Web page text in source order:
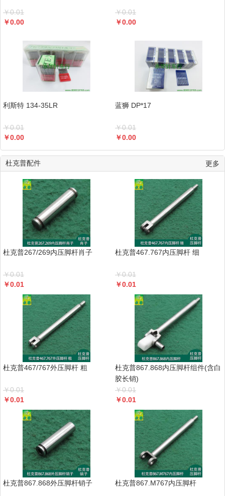
￥0.01
￥0.00
￥0.01
￥0.00
利斯特 134-35LR
￥0.01
￥0.00
蓝狮 DP*17
￥0.01
￥0.00
杜克普配件 更多
杜克普267/269内压脚杆肖子
￥0.01
￥0.01
杜克普467.767内压脚杆 细
￥0.01
￥0.01
杜克普467/767外压脚杆 粗
￥0.01
￥0.01
杜克普867.868内压脚杆组件(含白
胶长销)
￥0.01
￥0.01
杜克普867.868外压脚杆销子 杜克普867.M767内压脚杆